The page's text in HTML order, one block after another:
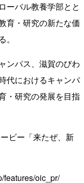
ーバル教養学部とと
育・研究の新たな価
ンパス、滋賀のびわ
代におけるキャンパ
・研究の発展を目指
ビー「来たぜ、新
features/oic_pr/